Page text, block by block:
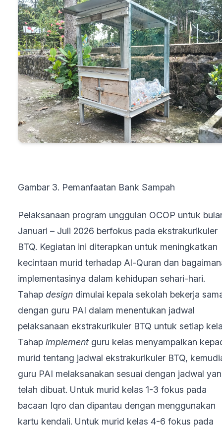
Gambar 3. Pemanfaatan Bank Sampah
Pelaksanaan program unggulan OCOP untuk
Januari – Juli 2026 berfokus pada ekstrakurikuler
BTQ. Kegiatan ini diterapkan untuk meningkatkan
kecintaan murid terhadap Al-Quran dan
implementasinya dalam kehidupan sehari-hari.
Tahap design dimulai kepala sekolah bekerja
dengan guru PAI dalam menentukan jadwal
pelaksanaan ekstrakurikuler BTQ untuk setiap
Tahap implement guru kelas menyampaikan
murid tentang jadwal ekstrakurikuler BTQ,
guru PAI melaksanakan sesuai dengan jadwal
telah dibuat. Untuk murid kelas 1-3 fokus pada
bacaan Iqro dan dipantau dengan menggunakan
kartu kendali. Untuk murid kelas 4-6 fokus pada